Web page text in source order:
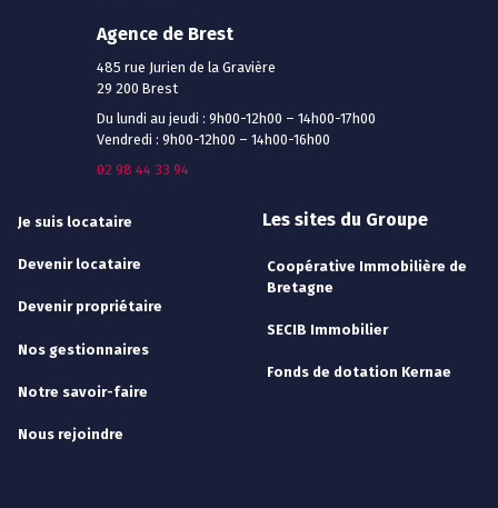
Agence de Brest
485 rue Jurien de la Gravière
29 200 Brest
Du lundi au jeudi : 9h00-12h00 – 14h00-17h00
Vendredi : 9h00-12h00 – 14h00-16h00
02 98 44 33 94
Je suis locataire
Devenir locataire
Devenir propriétaire
Nos gestionnaires
Notre savoir-faire
Nous rejoindre
Les sites du Groupe
Coopérative Immobilière de
Bretagne
SECIB Immobilier
Fonds de dotation Kernae